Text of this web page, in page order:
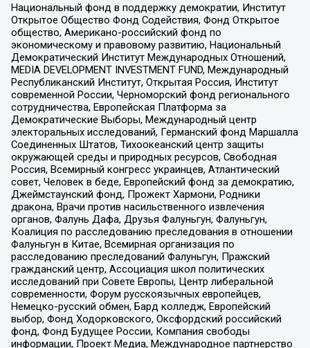
Национальный фонд в поддержку демократии, Институт
Открытое Общество Фонд Содействия, Фонд Открытое
общество, Американо-российский фонд по
экономическому и правовому развитию, Национальный
Демократический Институт Международных Отношений,
MEDIA DEVELOPMENT INVESTMENT FUND, Международный
Республиканский Институт, Открытая Россия, Институт
современной России, Черноморский фонд регионального
сотрудничества, Европейская Платформа за
Демократические Выборы, Международный центр
электоральных исследований, Германский фонд Маршалла
Соединенных Штатов, Тихоокеанский центр защиты
окружающей среды и природных ресурсов, Свободная
Россия, Всемирный конгресс украинцев, Атлантический
совет, Человек в беде, Европейский фонд за демократию,
Джеймстаунский фонд, Прожект Хармони, Родники
дракона, Врачи против насильственного извлечения
органов, Фалунь Дафа, Друзья Фалуньгун, Фалуньгун,
Коалиция по расследованию преследования в отношении
Фалуньгун в Китае, Всемирная организация по
расследованию преследований Фалуньгун, Пражский
гражданский центр, Ассоциация школ политических
исследований при Совете Европы, Центр либеральной
современности, Форум русскоязычных европейцев,
Немецко-русский обмен, Бард колледж, Европейский
выбор, Фонд Ходорковского, Оксфордский российский
фонд, Фонд Будущее России, Компания свободы
информации, Проект Медиа, Международное партнерство